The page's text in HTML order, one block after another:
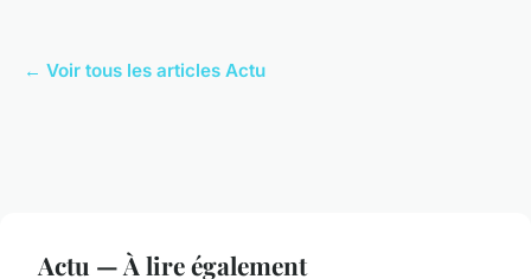
← Voir tous les articles Actu
Actu — À lire également